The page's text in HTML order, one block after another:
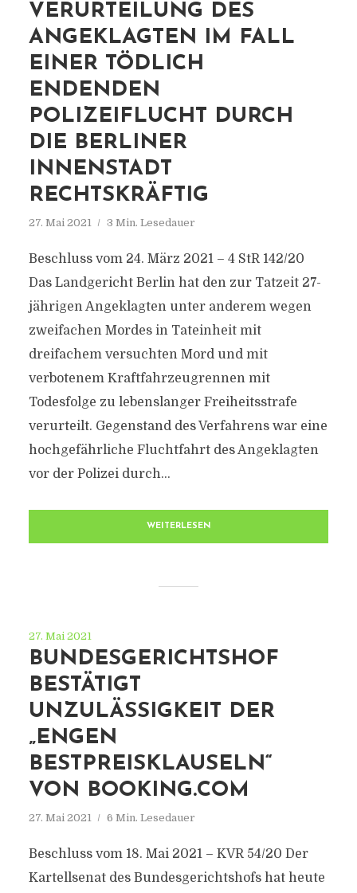
VERURTEILUNG DES
ANGEKLAGTEN IM FALL
EINER TÖDLICH
ENDENDEN
POLIZEIFLUCHT DURCH
DIE BERLINER
INNENSTADT
RECHTSKRÄFTIG
27. Mai 2021 3 Min. Lesedauer
Beschluss vom 24. März 2021 – 4 StR 142/20
Das Landgericht Berlin hat den zur Tatzeit 27-
jährigen Angeklagten unter anderem wegen
zweifachen Mordes in Tateinheit mit
dreifachem versuchten Mord und mit
verbotenem Kraftfahrzeugrennen mit
Todesfolge zu lebenslanger Freiheitsstrafe
verurteilt. Gegenstand des Verfahrens war eine
hochgefährliche Fluchtfahrt des Angeklagten
vor der Polizei durch...
WEITERLESEN
27. Mai 2021
BUNDESGERICHTSHOF
BESTÄTIGT
UNZULÄSSIGKEIT DER
„ENGEN
BESTPREISKLAUSELN“
VON BOOKING.COM
27. Mai 2021 6 Min. Lesedauer
Beschluss vom 18. Mai 2021 – KVR 54/20 Der
Kartellsenat des Bundesgerichtshofs hat heute